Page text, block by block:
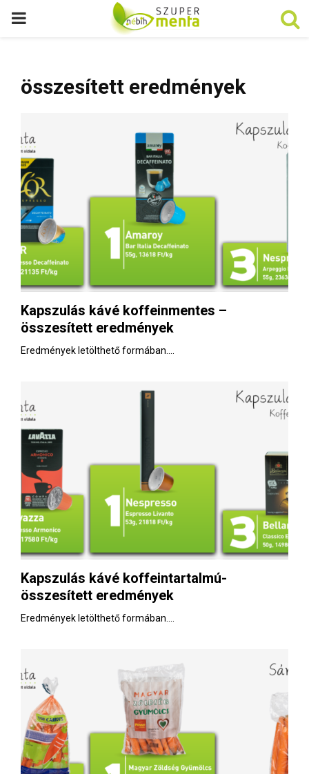
P
M
A
R
Y
M
N
összesített eredmények
Kapszulás kávé koffeinmentes –
összesített eredmények
Eredmények letölthető formában....
Kapszulás kávé koffeintartalmú-
összesített eredmények
Eredmények letölthető formában....